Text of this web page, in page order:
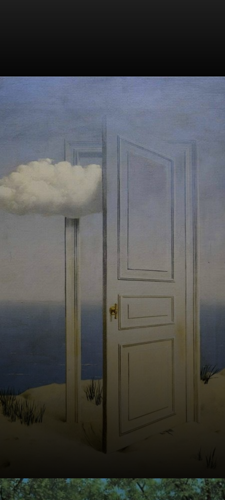
Magritte passou
anos trabalhando
em suas visões,
às vezes em
condições
difíceis.